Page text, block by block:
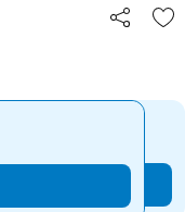
Partilhar